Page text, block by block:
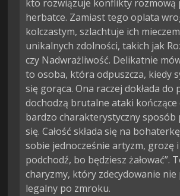
kto rozwiązuje konflikty rozmową
herbatce. Zamiast tego oplata
kolczastym, szlachtuje ich
unikalnych zdolności, takich jak
czy Nadwrażliwość. Delikatnie
to osoba, która odpuszcza, kiedy
się gorąca. Ona raczej dokłada do
dochodzą brutalne ataki kończące
bardzo charakterystyczny sposób
się. Całość składa się na
sobie jednocześnie artyzm, grozę
podchodź, bo będziesz żałować”.
charyzmy, który zdecydowanie
legalny po zmroku.